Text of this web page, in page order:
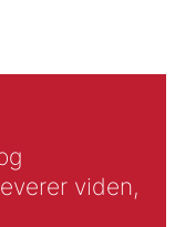
viden,